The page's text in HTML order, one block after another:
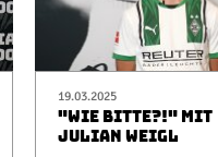
19.03.2025
"WIE BITTE?!" MIT
JULIAN WEIGL